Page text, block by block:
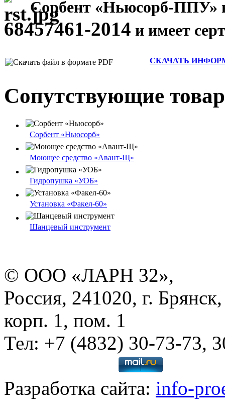
Сорбент «Ньюсорб-ППУ»
68457461-2014 и имеет
СКАЧАТЬ
Сопутствующие
Сорбент «Ньюсорб»
Моющее средство «Авант-Щ»
Гидропушка «УОБ»
Установка «Факел-60»
Шанцевый инструмент
© ООО «ЛАРН 32»,
Россия, 241020, г.
корп. 1, пом. 1
Тел: +7 (4832) 30-73-73,
Разработка сайта: info-